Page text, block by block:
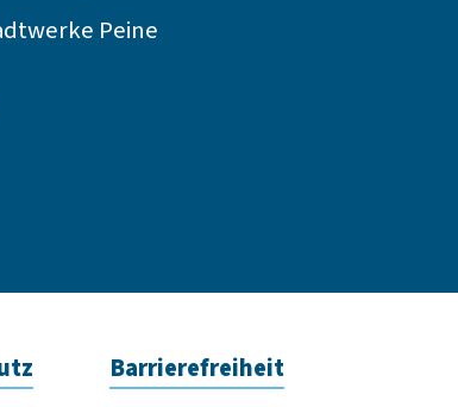
Peine
Barrierefreiheit